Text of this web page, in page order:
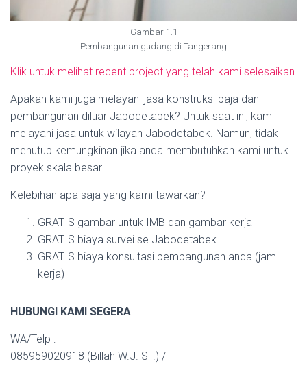
Gambar 1.1
Pembangunan gudang di Tangerang
Klik untuk melihat recent project yang telah kami selesaikan
Apakah kami juga melayani jasa konstruksi baja dan
pembangunan diluar Jabodetabek? Untuk saat ini, kami
melayani jasa untuk wilayah Jabodetabek. Namun, tidak
menutup kemungkinan jika anda membutuhkan kami untuk
proyek skala besar.
Kelebihan apa saja yang kami tawarkan?
GRATIS gambar untuk IMB dan gambar kerja
GRATIS biaya survei se Jabodetabek
GRATIS biaya konsultasi pembangunan anda (jam
kerja)
HUBUNGI KAMI SEGERA
WA/Telp :
085959020918 (Billah W.J. ST.) /